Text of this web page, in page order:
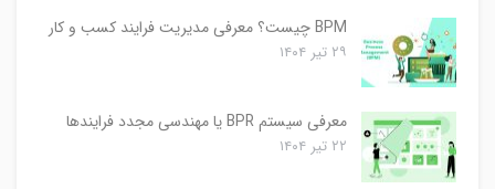
BPM چیست؟ معرفی مدیریت فرایند کسب و کار
۲۹ تیر ۱۴۰۴
معرفی سیستم BPR یا مهندسی مجدد فرایندها
۲۲ تیر ۱۴۰۴